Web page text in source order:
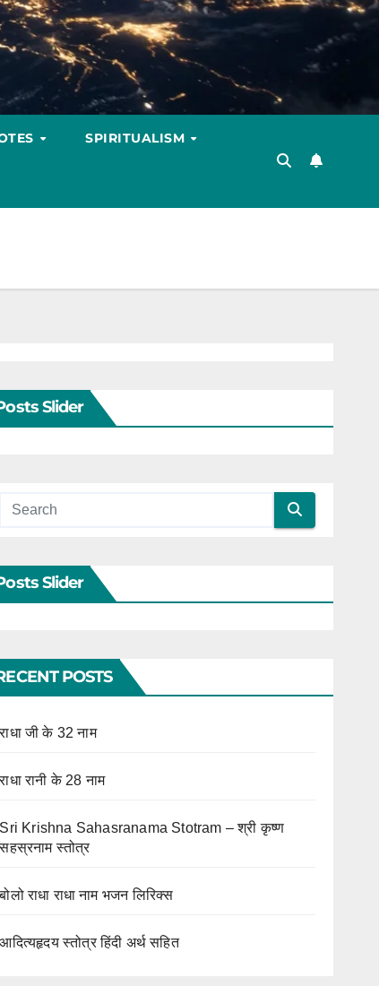
SPIRITUALISM
Slider
Slider
POSTS
राधा जी के 32 नाम
राधा रानी के 28 नाम
Sri Krishna Sahasranama Stotram – श्री कृष्ण
सहस्रनाम स्तोत्र
बोलो राधा राधा नाम भजन लिरिक्स
आदित्यहृदय स्तोत्र हिंदी अर्थ सहित